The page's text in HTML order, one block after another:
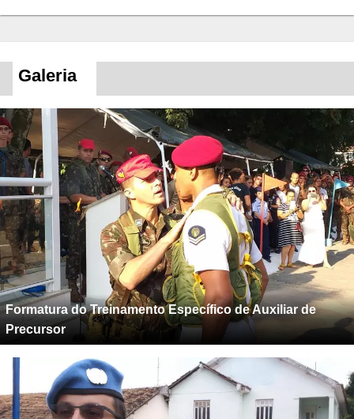
Galeria
Formatura do Treinamento Específico de Auxiliar de
Precursor